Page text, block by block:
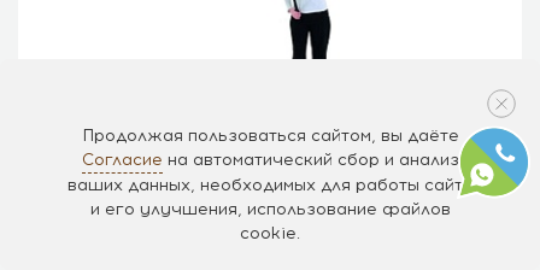
Кронштейн удлинительный Lastolite LS2452
Продолжая пользоваться сайтом, вы даёте
Согласие на автоматический сбор и анализ
ваших данных, необходимых для работы сайта
и его улучшения, использование файлов
cookie.